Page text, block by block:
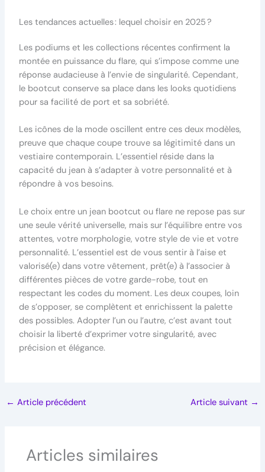
Les tendances actuelles : lequel choisir en 2025 ?
Les podiums et les collections récentes confirment la
montée en puissance du flare, qui s’impose comme une
réponse audacieuse à l’envie de singularité. Cependant,
le bootcut conserve sa place dans les looks quotidiens
pour sa facilité de port et sa sobriété.
Les icônes de la mode oscillent entre ces deux modèles,
preuve que chaque coupe trouve sa légitimité dans un
vestiaire contemporain. L’essentiel réside dans la
capacité du jean à s’adapter à votre personnalité et à
répondre à vos besoins.
Le choix entre un jean bootcut ou flare ne repose pas sur
une seule vérité universelle, mais sur l’équilibre entre vos
attentes, votre morphologie, votre style de vie et votre
personnalité. L’essentiel est de vous sentir à l’aise et
valorisé(e) dans votre vêtement, prêt(e) à l’associer à
différentes pièces de votre garde-robe, tout en
respectant les codes du moment. Les deux coupes, loin
de s’opposer, se complètent et enrichissent la palette
des possibles. Adopter l’un ou l’autre, c’est avant tout
choisir la liberté d’exprimer votre singularité, avec
précision et élégance.
← Article précédent Article suivant →
Articles similaires